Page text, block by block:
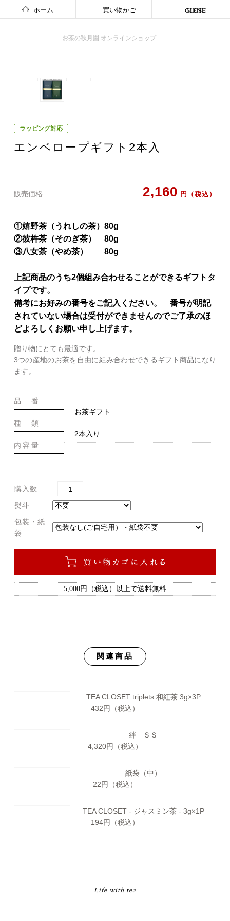
ホーム 買い物かご MENU
CLOSE
お茶の秋月園 オンラインショップ
ラッピング対応
エンベロープギフト2本入
販売価格 2,160 円（税込）
①嬉野茶（うれしの茶）80g
②彼杵茶（そのぎ茶） 80g
③八女茶（やめ茶） 80g
上記商品のうち2個組み合わせることができるギフトタ
イプです。
備考にお好みの番号をご記入ください。 番号が明記
されていない場合は受付ができませんのでご了承のほ
どよろしくお願い申し上げます。
贈り物にとても最適です。
3つの産地のお茶を自由に組み合わせできるギフト商品になり
ます。
品 番
種 類
お茶ギフト
内容量
2本入り
購入数
熨斗
包装・紙
袋
5,000円（税込）以上で送料無料
関連商品
TEA CLOSET triplets和紅茶 3g×3P
432円（税込）
絆 ＳＳ
4,320円（税込）
紙袋（中）
22円（税込）
TEA CLOSET - ジャスミン茶 - 3g×1P
194円（税込）
Life with tea